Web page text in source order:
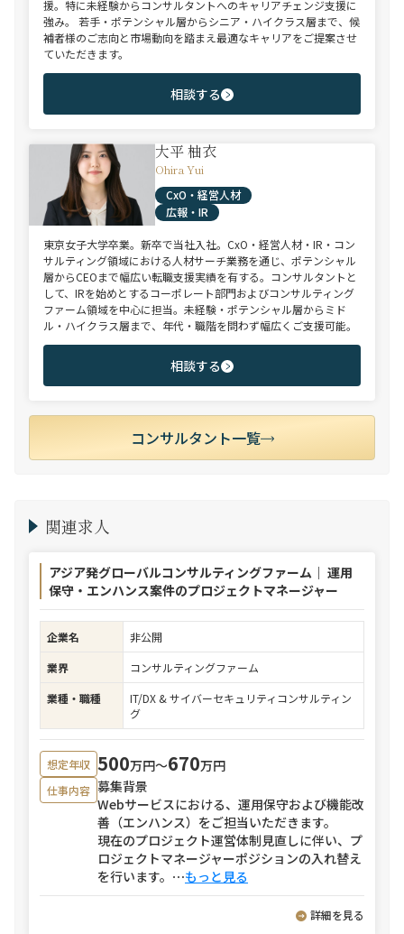
援。特に未経験からコンサルタントへのキャリアチェンジ支援に
強み。 若手・ポテンシャル層からシニア・ハイクラス層まで、候
補者様のご志向と市場動向を踏まえ最適なキャリアをご提案させ
ていただきます。
相談する
大平 柚衣
Ohira Yui
CxO・経営人材
広報・IR
東京女子大学卒業。新卒で当社入社。CxO・経営人材・IR・コン
サルティング領域における人材サーチ業務を通じ、ポテンシャル
層からCEOまで幅広い転職支援実績を有する。コンサルタントと
して、IRを始めとするコーポレート部門およびコンサルティング
ファーム領域を中心に担当。未経験・ポテンシャル層からミド
ル・ハイクラス層まで、年代・職階を問わず幅広くご支援可能。
相談する
コンサルタント一覧
関連求人
アジア発グローバルコンサルティングファーム｜ 運用
保守・エンハンス案件のプロジェクトマネージャー
企業名
非公開
業界
コンサルティングファーム
業種・職種
IT/DX & サイバーセキュリティコンサルティン
グ
想定年収 500万円〜670万円
仕事内容 募集背景
Webサービスにおける、運用保守および機能改
善（エンハンス）をご担当いただきます。
現在のプロジェクト運営体制見直しに伴い、プ
ロジェクトマネージャーポジションの入れ替え
を行います。 ⋯もっと見る
詳細を見る